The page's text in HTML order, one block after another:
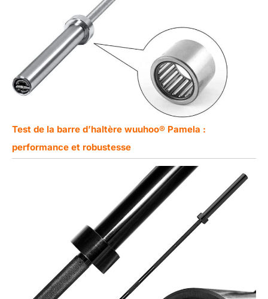
Test de la barre d’haltère wuuhoo® Pamela :
performance et robustesse